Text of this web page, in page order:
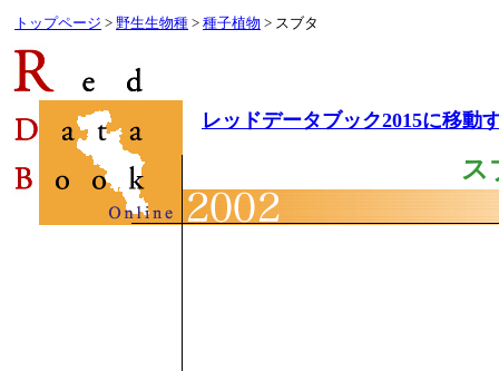
トップページ > 野生生物種 > 種子植物 > スブタ
レッドデータブック2015に移動
ス